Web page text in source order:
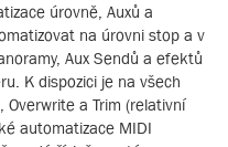
úrovně, Auxů a
na úrovni stop a v
Aux Sendů a efektů
K dispozici je na všech
Overwrite a Trim (relativní
automatizace MIDI